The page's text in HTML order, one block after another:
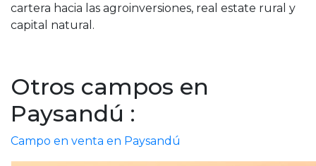
cartera hacia las agroinversiones, real estate rural y
capital natural.
Otros campos en
Paysandú :
Campo en venta en Paysandú